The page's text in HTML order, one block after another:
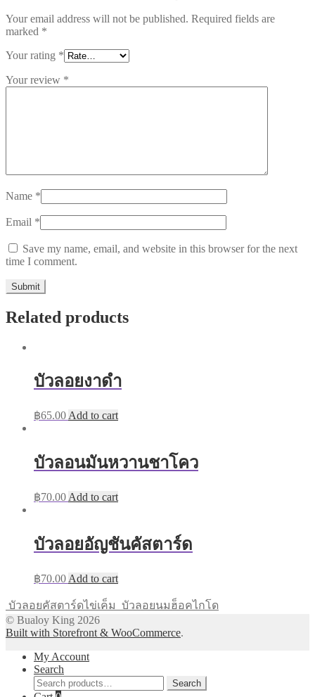
Your email address will not be published. Required fields are
marked *
Your rating *
Your review *
Name *
Email *
Save my name, email, and website in this browser for the next
time I comment.
Related products
บัวลอยงาดำ
฿65.00 Add to cart
บัวลอนมันหวานชาโคว
฿70.00 Add to cart
บัวลอยอัญชันคัสตาร์ด
฿70.00 Add to cart
บัวลอยคัสตาร์ดไข่เค็ม บัวลอยนมฮ็อคไกโด
© Bualoy King 2026
Built with Storefront & WooCommerce.
My Account
Search
Search
for:
Search